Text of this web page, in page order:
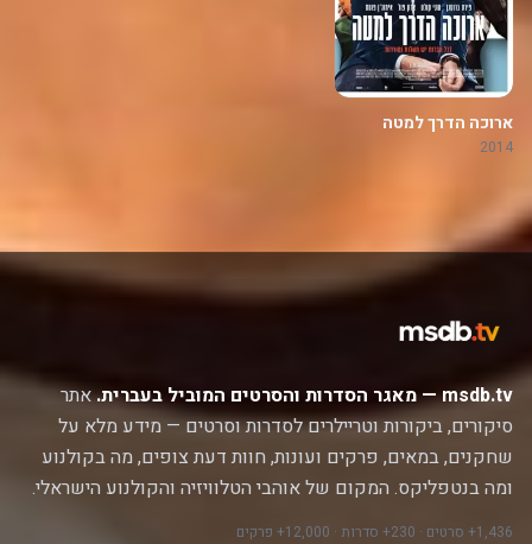
ארוכה הדרך למטה
2014
msdb.tv — מאגר הסדרות והסרטים המוביל בעברית.
אתר
סיקורים, ביקורות וטריילרים לסדרות וסרטים — מידע מלא על
שחקנים, במאים, פרקים ועונות, חוות דעת צופים, מה בקולנוע
ומה בנטפליקס. המקום של אוהבי הטלוויזיה והקולנוע הישראלי.
1,436+ סרטים · 230+ סדרות · 12,000+ פרקים